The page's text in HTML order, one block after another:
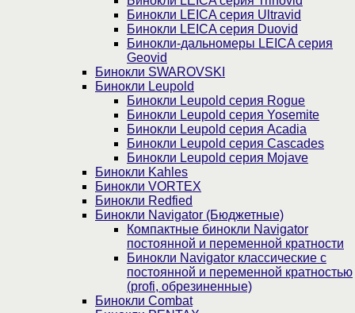
Бинокли LEICA серия Ultravid
Бинокли LEICA серия Duovid
Бинокли-дальномеры LEICA серия
Geovid
Бинокли SWAROVSKI
Бинокли Leupold
Бинокли Leupold серия Rogue
Бинокли Leupold серия Yosemite
Бинокли Leupold серия Acadia
Бинокли Leupold серия Cascades
Бинокли Leupold серия Mojave
Бинокли Kahles
Бинокли VORTEX
Бинокли Redfied
Бинокли Navigator (Бюджетные)
Компактные бинокли Navigator
постоянной и переменной кратности
Бинокли Navigator классические с
постоянной и переменной кратностью
(profi, обрезиненные)
Бинокли Combat